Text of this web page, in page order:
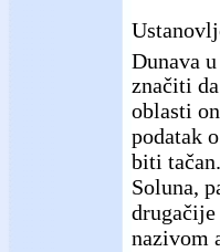
Dunava
značiti
oblasti
podatak
biti
Soluna,
nazivom